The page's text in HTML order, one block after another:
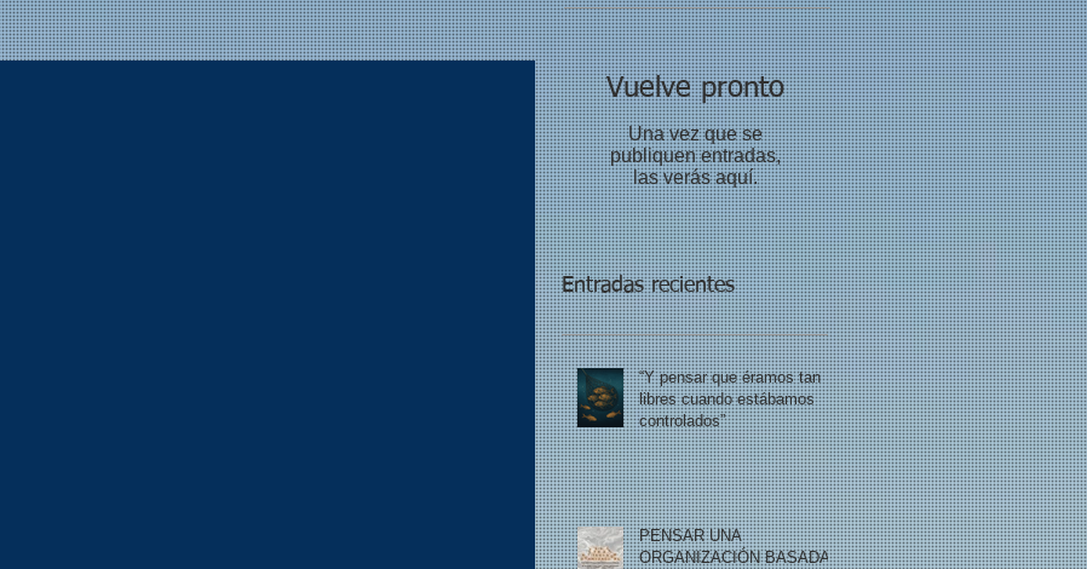
Vuelve pronto
Una vez que se
publiquen entradas,
las verás aquí.
Entradas recientes
“Y pensar que éramos tan
libres cuando estábamos
controlados”
PENSAR UNA
ORGANIZACIÓN BASADA